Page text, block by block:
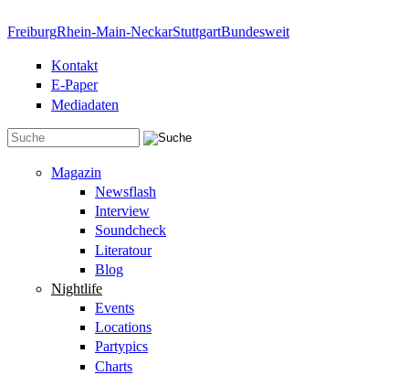
FreiburgRhein-Main-NeckarStuttgartBundesweit
Kontakt
E-Paper
Mediadaten
Magazin
Newsflash
Interview
Soundcheck
Literatour
Blog
Nightlife
Events
Locations
Partypics
Charts